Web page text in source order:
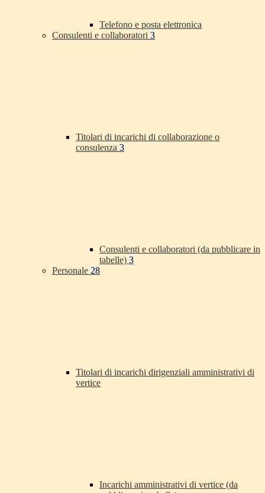
Telefono e posta elettronica
Consulenti e collaboratori 3
Titolari di incarichi di collaborazione o
consulenza 3
Consulenti e collaboratori (da pubblicare in
tabelle) 3
Personale 28
Titolari di incarichi dirigenziali amministrativi di
vertice
Incarichi amministrativi di vertice (da